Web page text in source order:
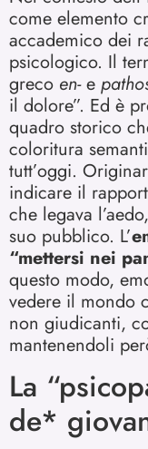
come elemento
accademico dei
psicologico. Il
greco en-e
il dolore”. Ed è
quadro storico
coloritura
tutt’oggi.
indicare il
che legava
suo pubblico. L’
“mettersi nei
questo modo,
vedere il mondo
non giudicanti,
mantenendoli
La
de*